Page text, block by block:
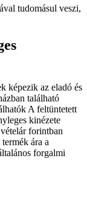
tudomásul veszi,
képezik az eladó és
található
A feltüntetett
kinézete
forintban
ára a
forgalmi